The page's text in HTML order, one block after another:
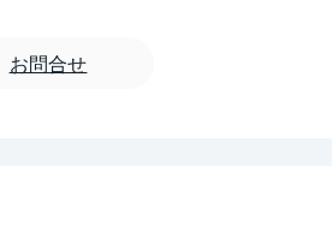
お問合せ